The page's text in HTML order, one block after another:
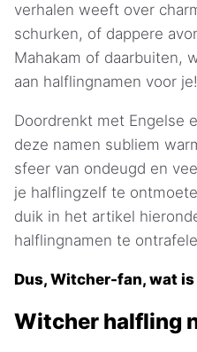
verhalen weeft over
schurken, of dappere
Mahakam of daarbuiten,
aan halflingnamen voor je!
Doordrenkt met Engelse
deze namen subliem
sfeer van ondeugd en
je halflingzelf te
duik in het artikel
halflingnamen te
Dus, Witcher-fan, wat
Witcher halfling